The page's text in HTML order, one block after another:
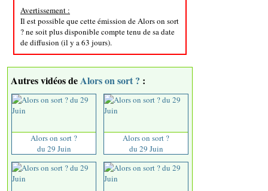
Avertissement :
Il est possible que cette émission de Alors on sort
? ne soit plus disponible compte tenu de sa date
de diffusion (il y a 63 jours).
Autres vidéos deAlors on sort ? :
Alors on sort ?
du 29 Juin
Alors on sort ?
du 29 Juin